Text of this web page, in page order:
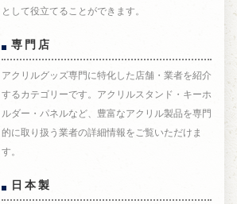
として役立てることができます。
専門店
アクリルグッズ専門に特化した店舗・業者を紹介
するカテゴリーです。アクリルスタンド・キーホ
ルダー・パネルなど、豊富なアクリル製品を専門
的に取り扱う業者の詳細情報をご覧いただけま
す。
日本製